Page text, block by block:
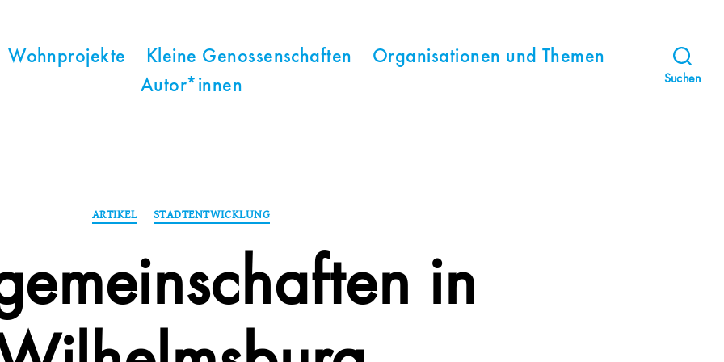
Wohnprojekte Kleine Genossenschaften
Organisationen und Themen
Autor*innen
Suchen
Kategorien
ARTIKEL STADTENTWICKLUNG
in